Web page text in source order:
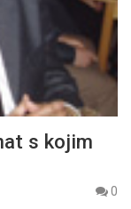
s kojim
0